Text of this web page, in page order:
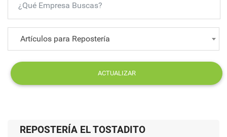
Artículos para Repostería
ACTUALIZAR
REPOSTERÍA EL TOSTADITO